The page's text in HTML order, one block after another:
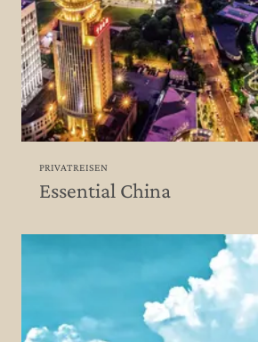
PRIVATREISEN
Essential China